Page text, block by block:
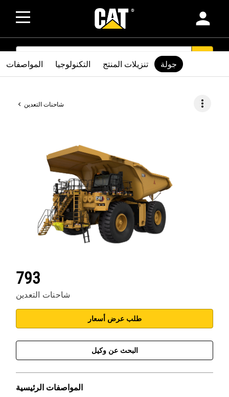
person
SEARCH
شاحنات التعدين more_vert
793
شاحنات التعدين
طلب عرض أسعار
البحث عن وكيل
المواصفات الرئيسية
المواصفات التكنولوجيا تنزيلات المنتج جولة